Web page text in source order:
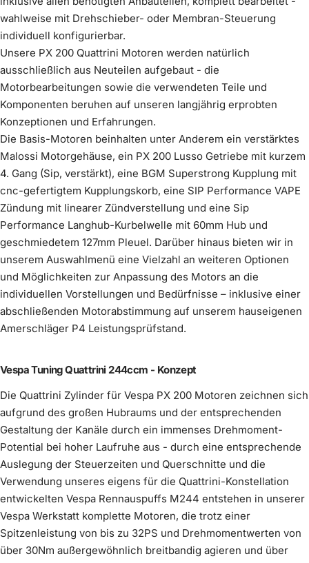
schwarz
Mehr erfahren
im Preis enthalten
Vergaserwanne SIP Performance cnc -
silber
Mehr erfahren
im Preis enthalten
Vergaser Keihin PWK 28mm
Mehr erfahren
€299,00
Ansaug-Adapter(0/1) Wähle ein Produkt
keine Innendämmung
Mehr erfahren
im Preis enthalten
Auspuff Innendämmung Silent S
€90,00
Edelstahl
Mehr erfahren
€599,00
Innendämmung Scooter &
Service
keine Innendämmung
Mehr erfahren
im Preis enthalten
Auspuff Scooter & Service M244 Curley
€1.490,00
Innendämmung Scooter &
Service
(0
Wähle ein
Produkt
3. Gang 38 Zähne, DRT
Mehr erfahren
€60,00
4. Gang 36 Zähne, DRT kurz
Mehr erfahren
€69,00
Komplettiere dein Kit(0/1) optional wählbar
Felge Vespa Breitreifen silbergrau
Mehr erfahren
€39,00
Umbau Motor für Breitreifenkit 4-Zoll
Mehr erfahren
€99,00
Lüfterrad Zündung Vape - schwarz eloxiert
Mehr erfahren
€39,00
Mehr erfahren
€15,00
wahlweise mit Drehschieber- oder Membran-Steuerung
individuell konfigurierbar.
Unsere PX 200 Quattrini Motoren werden natürlich
ausschließlich aus Neuteilen aufgebaut - die
Motorbearbeitungen sowie die verwendeten Teile und
Komponenten beruhen auf unseren langjährig erprobten
Konzeptionen und Erfahrungen.
Die Basis-Motoren beinhalten unter Anderem ein verstärktes
Malossi Motorgehäuse, ein PX 200 Lusso Getriebe mit kurzem
4. Gang (Sip, verstärkt), eine BGM Superstrong Kupplung mit
cnc-gefertigtem Kupplungskorb, eine SIP Performance VAPE
Zündung mit linearer Zündverstellung und eine Sip
Performance Langhub-Kurbelwelle mit 60mm Hub und
geschmiedetem 127mm Pleuel. Darüber hinaus bieten wir in
unserem Auswahlmenü eine Vielzahl an weiteren Optionen
und Möglichkeiten zur Anpassung des Motors an die
individuellen Vorstellungen und Bedürfnisse – inklusive einer
abschließenden Motorabstimmung auf unserem hauseigenen
Amerschläger P4 Leistungsprüfstand.
Vespa Tuning Quattrini 244ccm - Konzept
Die Quattrini Zylinder für Vespa PX 200 Motoren zeichnen sich
aufgrund des großen Hubraums und der entsprechenden
Gestaltung der Kanäle durch ein immenses Drehmoment-
Potential bei hoher Laufruhe aus - durch eine entsprechende
Auslegung der Steuerzeiten und Querschnitte und die
Verwendung unseres eigens für die Quattrini-Konstellation
entwickelten Vespa Rennauspuffs M244 entstehen in unserer
Vespa Werkstatt komplette Motoren, die trotz einer
Spitzenleistung von bis zu 32PS und Drehmomentwerten von
über 30Nm außergewöhnlich breitbandig agieren und über